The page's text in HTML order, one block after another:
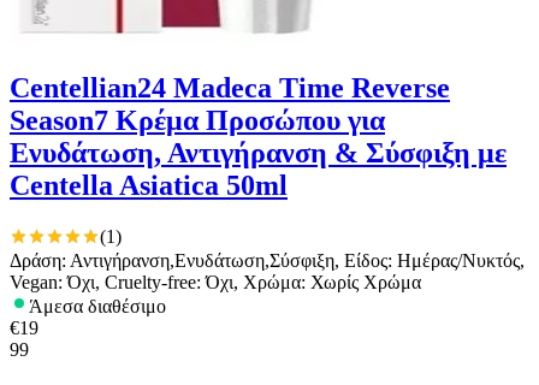
Centellian24 Madeca Time Reverse
Season7 Κρέμα Προσώπου για
Ενυδάτωση, Αντιγήρανση & Σύσφιξη με
Centella Asiatica 50ml
(1)
Δράση: Αντιγήρανση,Ενυδάτωση,Σύσφιξη, Είδος: Ημέρας/Νυκτός,
Vegan: Όχι, Cruelty-free: Όχι, Χρώμα: Χωρίς Χρώμα
Άμεσα διαθέσιμο
€19
99